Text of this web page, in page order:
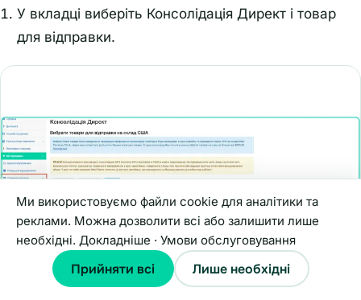
Ми використовуємо файли cookie для аналітики та
реклами. Можна дозволити всі або залишити лише
необхідні. Докладніше · Умови обслуговування
Прийняти всі Лише необхідні
У вкладці виберіть Консолідація Директ і товар
для відправки.